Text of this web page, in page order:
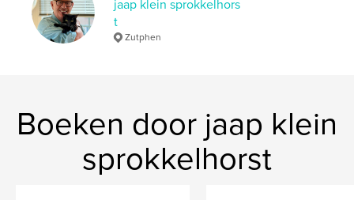
jaap klein sprokkelhors
t
Zutphen
Boeken door jaap klein
sprokkelhorst